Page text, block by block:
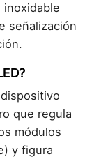
inoxidable
señalización
que regula
módulos
y figura